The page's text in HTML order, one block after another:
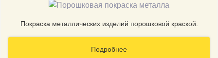
Покраска металлических изделий порошковой краской.
Подробнее